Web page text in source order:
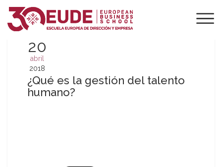
20
abril
2018
¿Qué es la gestión del talento
humano?